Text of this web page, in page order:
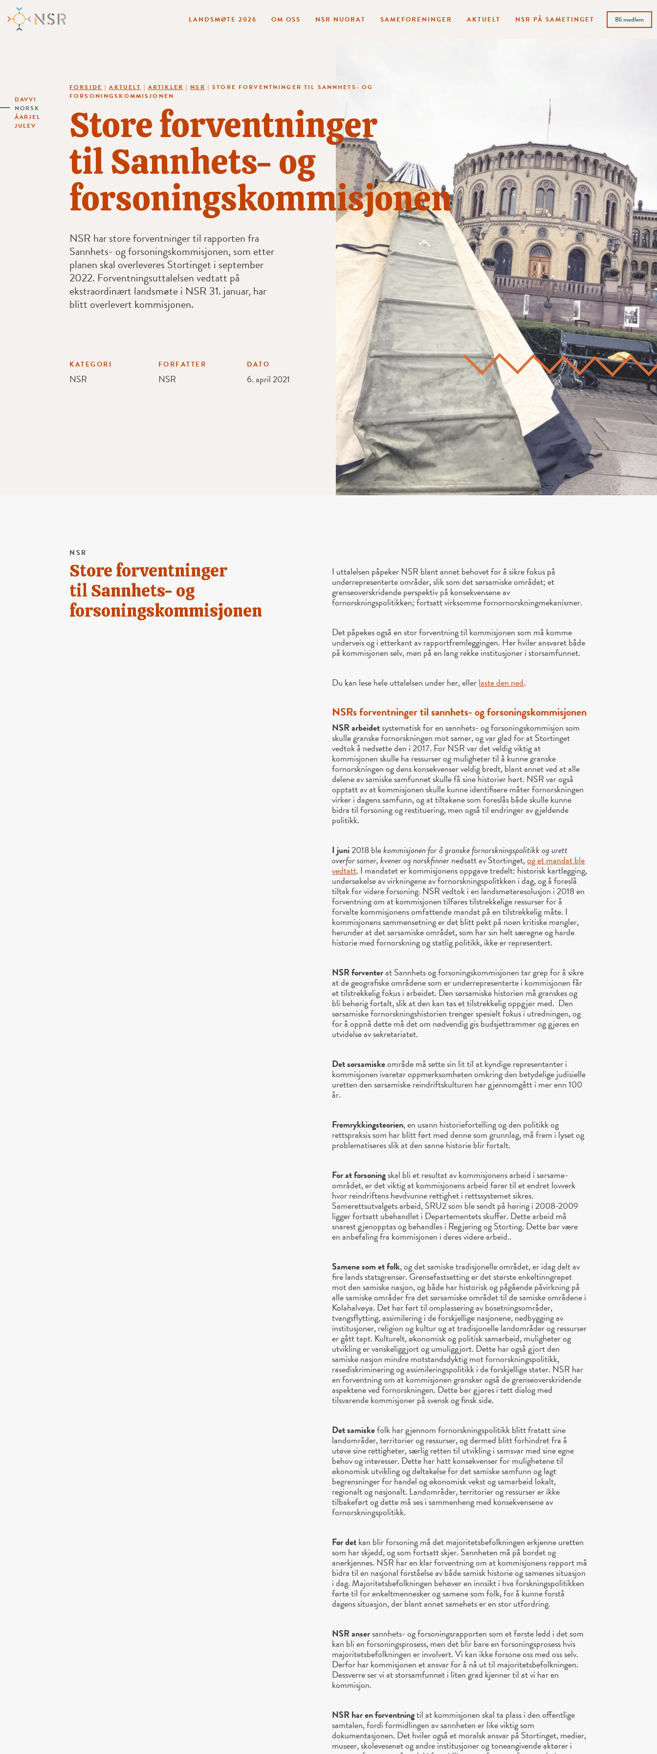
DAVVI
NORSK
ÅARJEL
JULEV
LANDSMØTE 2026 OM OSS NSR NUORAT SAMEFORENINGER AKTUELT NSR PÅ SAMETINGET Bli medlem
FORSIDE |AKTUELT | ARTIKLER | NSR |STORE FORVENTNINGER TIL SANNHETS- OG
FORSONINGSKOMMISJONEN
Store forventninger
til Sannhets- og
forsoningskommisjonen
NSR har store forventninger til rapporten fra
Sannhets- og forsoningskommisjonen, som etter
planen skal overleveres Stortinget i september
2022. Forventningsuttalelsen vedtatt på
ekstraordinært landsmøte i NSR 31. januar, har
blitt overlevert kommisjonen.
KATEGORI
NSR
FORFATTER
NSR
DATO
6. april 2021
NSR
Store forventninger
til Sannhets- og
forsoningskommisjonen
I uttalelsen påpeker NSR blant annet behovet for å sikre fokus på
underrepresenterte områder, slik som det sørsamiske området; et
grenseoverskridende perspektiv på konsekvensene av
fornorskningspolitikken; fortsatt virksomme fornornorskningmekanismer.
Det påpekes også en stor forventning til kommisjonen som må komme
underveis og i etterkant av rapportfremleggingen. Her hviler ansvaret både
på kommisjonen selv, men på en lang rekke institusjoner i storsamfunnet.
Du kan lese hele uttalelsen under her, ellerlaste den ned.
NSRs forventninger til sannhets- og forsoningskommisjonen
NSR arbeidetsystematisk for en sannhets- og forsoningskommisjon som
skulle granske fornorskningen mot samer, og var glad for at Stortinget
vedtok å nedsette den i 2017. For NSR var det veldig viktig at
kommisjonen skulle ha ressurser og muligheter til å kunne granske
fornorskningen og dens konsekvenser veldig bredt, blant annet ved at alle
delene av samiske samfunnet skulle få sine historier hørt. NSR var også
opptatt av at kommisjonen skulle kunne identifisere måter fornorskningen
virker i dagens samfunn, og at tiltakene som foreslås både skulle kunne
bidra til forsoning og restituering, men også til endringer av gjeldende
politikk.
I juni2018 blekommisjonen for å granske fornorskningspolitikk og urett
overfor samer, kvener og norskfinnernedsatt av Stortinget,og et mandat ble
vedtatt. I mandatet er kommisjonens oppgave tredelt: historisk kartlegging,
undersøkelse av virkningene av fornorskningspolitkken i dag, og å foreslå
tiltak for videre forsoning. NSR vedtok i en landsmøteresolusjon i 2018 en
forventning om at kommisjonen tilføres tilstrekkelige ressurser for å
forvalte kommisjonens omfattende mandat på en tilstrekkelig måte. I
kommisjonens sammensetning er det blitt pekt på noen kritiske mangler,
herunder at det sørsamiske området, som har sin helt særegne og harde
historie med fornorskning og statlig politikk, ikke er representert.
NSR forventerat Sannhets og forsoningskommisjonen tar grep for å sikre
at de geografiske områdene som er underrepresenterte i kommisjonen får
et tilstrekkelig fokus i arbeidet. Den sørsamiske historien må granskes og
bli behørig fortalt, slik at den kan tas et tilstrekkelig oppgjør med. Den
sørsamiske fornorskningshistorien trenger spesielt fokus i utredningen, og
for å oppnå dette må det om nødvendig gis budsjettrammer og gjøres en
utvidelse av sekretariatet.
Det sørsamiskeområde må sette sin lit til at kyndige representanter i
kommisjonen ivaretar oppmerksomheten omkring den betydelige judisielle
uretten den sørsamiske reindriftskulturen har gjennomgått i mer enn 100
år.
Fremrykkingsteorien, en usann historiefortelling og den politikk og
rettspraksis som har blitt ført med denne som grunnlag, må frem i lyset og
problematiseres slik at den sanne historie blir fortalt.
For at forsoningskal bli et resultat av kommisjonens arbeid i sørsame-
området, er det viktig at kommisjonens arbeid fører til et endret lovverk
hvor reindriftens hevdvunne rettighet i rettssystemet sikres.
Samerettsutvalgets arbeid, SRU2 som ble sendt på høring i 2008-2009
ligger fortsatt ubehandlet i Departementets skuffer. Dette arbeid må
snarest gjenopptas og behandles i Regjering og Storting. Dette bør være
en anbefaling fra kommisjonen i deres videre arbeid..
Samene som et folk, og det samiske tradisjonelle området, er idag delt av
fire lands statsgrenser. Grensefastsetting er det største enkeltinngrepet
mot den samiske nasjon, og både har historisk og pågående påvirkning på
alle samiske områder fra det sørsamiske området til de samiske områdene i
Kolahalvøya. Det har ført til omplassering av bosetningsområder,
tvangsflytting, assimilering i de forskjellige nasjonene, nedbygging av
institusjoner, religion og kultur og at tradisjonelle landområder og ressurser
er gått tapt. Kulturelt, økonomisk og politisk samarbeid, muligheter og
utvikling er vanskeliggjort og umuliggjort. Dette har også gjort den
samiske nasjon mindre motstandsdyktig mot fornorskningspolitikk,
rasediskriminering og assimileringspolitikk i de forskjellige stater. NSR har
en forventning om at kommisjonen gransker også de grenseoverskridende
aspektene ved fornorskningen. Dette bør gjøres i tett dialog med
tilsvarende kommisjoner på svensk og finsk side.
Det samiskefolk har gjennom fornorskningspolitikk blitt fratatt sine
landområder, territorier og ressurser, og dermed blitt forhindret fra å
utøve sine rettigheter, særlig retten til utvikling i samsvar med sine egne
behov og interesser. Dette har hatt konsekvenser for mulighetene til
økonomisk utvikling og deltakelse for det samiske samfunn og lagt
begrensninger for handel og økonomisk vekst og samarbeid lokalt,
regionalt og nasjonalt. Landområder, territorier og ressurser er ikke
tilbakeført og dette må ses i sammenheng med konsekvensene av
fornorskningspolitikk.
Før detkan blir forsoning må det majoritetsbefolkningen erkjenne uretten
som har skjedd, og som fortsatt skjer. Sannheten må på bordet og
anerkjennes. NSR har en klar forventning om at kommisjonens rapport må
bidra til en nasjonal forståelse av både samisk historie og samenes situasjon
i dag. Majoritetsbefolkningen behøver en innsikt i hva forskningspolitikken
førte til for enkeltmennesker og samene som folk, for å kunne forstå
dagens situasjon, der blant annet samehets er en stor utfordring.
NSR ansersannhets- og forsoningsrapporten som et første ledd i det som
kan bli en forsoningsprosess, men det blir bare en forsoningsprosess hvis
majoritetsbefolkningen er involvert. Vi kan ikke forsone oss med oss selv.
Derfor har kommisjonen et ansvar for å nå ut til majoritetsbefolkningen.
Dessverre ser vi at storsamfunnet i liten grad kjenner til at vi har en
kommisjon.
NSR har en forventningtil at kommisjonen skal ta plass i den offentlige
samtalen, fordi formidlingen av sannheten er like viktig som
dokumentasjonen. Det hviler også et moralsk ansvar på Stortinget, medier,
museer, skolevesenet og andre institusjoner og toneangivende aktører i